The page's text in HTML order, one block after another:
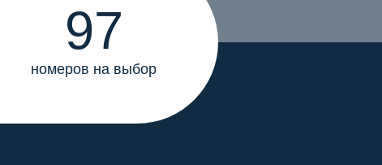
97
номеров на выбор